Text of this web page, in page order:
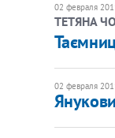
02 февраля
ТЕТЯНА
02 февраля